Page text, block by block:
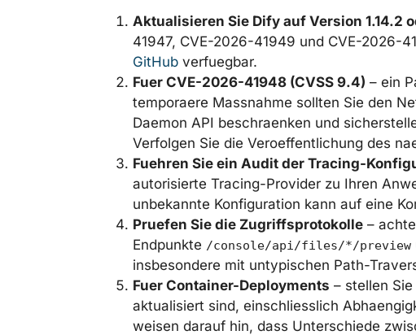
Aktualisieren Sie Dify auf Version 1.14.2
41947, CVE-2026-41949 und CVE-2026-
GitHub verfuegbar.
Fuer CVE-2026-41948 (CVSS 9.4) – ein
temporaere Massnahme sollten Sie den
Daemon API beschraenken und
Verfolgen Sie die Veroeffentlichung des
Fuehren Sie ein Audit der Tracing-
autorisierte Tracing-Provider zu Ihren
unbekannte Konfiguration kann auf eine
Pruefen Sie die Zugriffsprotokolle –
Endpunkte /console/api/files/*/preview
insbesondere mit untypischen Path-
Fuer Container-Deployments – stellen
aktualisiert sind, einschliesslich
weisen darauf hin, dass Unterschiede